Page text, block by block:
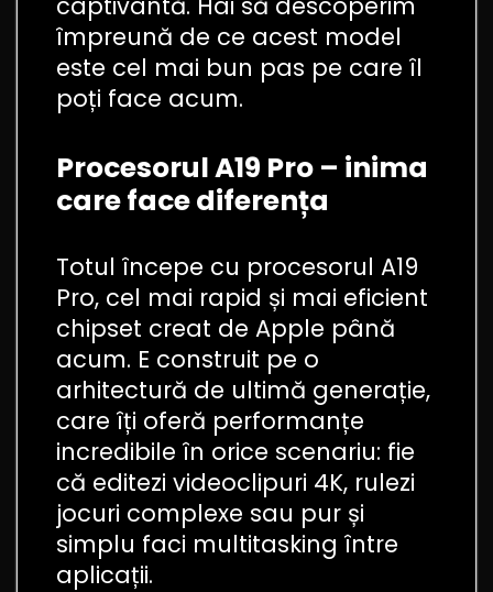
împreună de ce acest model
este cel mai bun pas pe care îl
poți face acum.
Procesorul A19 Pro – inima
care face diferența
Totul începe cu procesorul A19
Pro, cel mai rapid și mai eficient
chipset creat de Apple până
acum. E construit pe o
arhitectură de ultimă generație,
care îți oferă performanțe
incredibile în orice scenariu: fie
că editezi videoclipuri 4K, rulezi
jocuri complexe sau pur și
simplu faci multitasking între
aplicații.